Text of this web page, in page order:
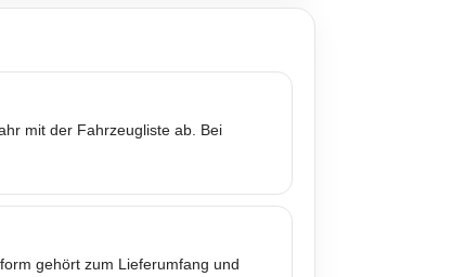
mit der Fahrzeugliste ab. Bei
gehört zum Lieferumfang und